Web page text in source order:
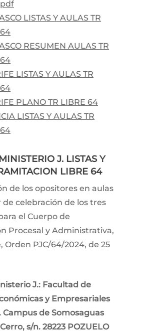
LISTAS Y AULAS TR
RESUMEN AULAS TR
LISTAS Y AULAS TR
PLANO TR LIBRE 64
LISTAS Y AULAS TR
J. LISTAS Y
LIBRE 64
de los opositores en aulas
de celebración de los tres
el Cuerpo de
Procesal y Administrativa,
Orden PJC/64/2024, de 25
J.: Facultad de
y Empresariales
Campus de Somosaguas
s/n. 28223 POZUELO